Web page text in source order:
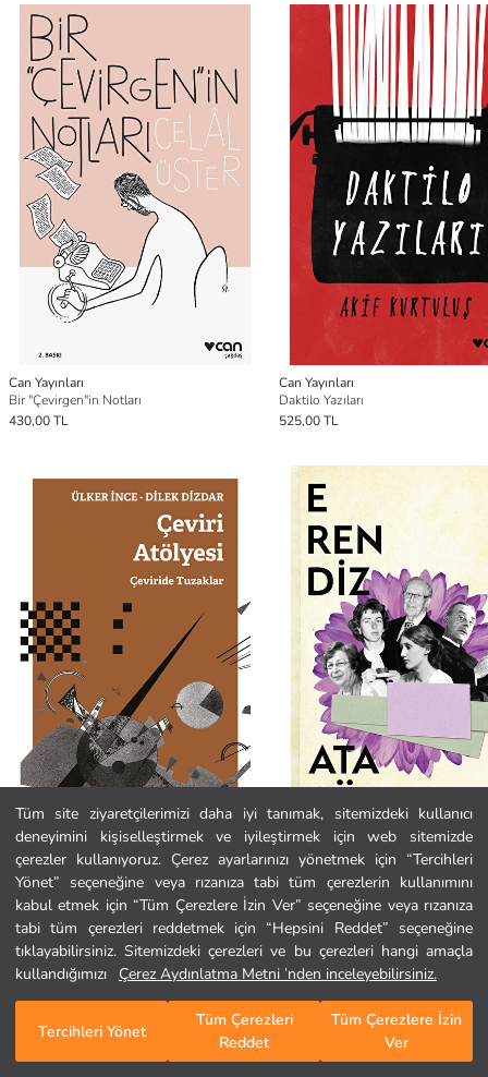
Tüm site ziyaretçilerimizi daha iyi tanımak, sitemizdeki kullanıcı
deneyimini kişiselleştirmek ve iyileştirmek için web sitemizde
çerezler kullanıyoruz. Çerez ayarlarınızı yönetmek için “Tercihleri
Yönet” seçeneğine veya rızanıza tabi tüm çerezlerin kullanımını
kabul etmek için “Tüm Çerezlere İzin Ver” seçeneğine veya rızanıza
tabi tüm çerezleri reddetmek için “Hepsini Reddet” seçeneğine
tıklayabilirsiniz. Sitemizdeki çerezleri ve bu çerezleri hangi amaçla
kullandığımızı
Çerez Aydınlatma Metni ’nden inceleyebilirsiniz.
Tercihleri Yönet
Tüm Çerezleri
Reddet
Tüm Çerezlere İzin
Ver
Ana Sayfa
Kategoriler
Sepetim
Can Yayınları
Bir "Çevirgen"in Notları
430,00 TL
Can Yayınları
Daktilo Yazıları
525,00 TL
Can Yayınları
Çeviri Atölyesi
425,00 TL
Can Yayınları
Benim Yazarlarım
450,00 TL
/